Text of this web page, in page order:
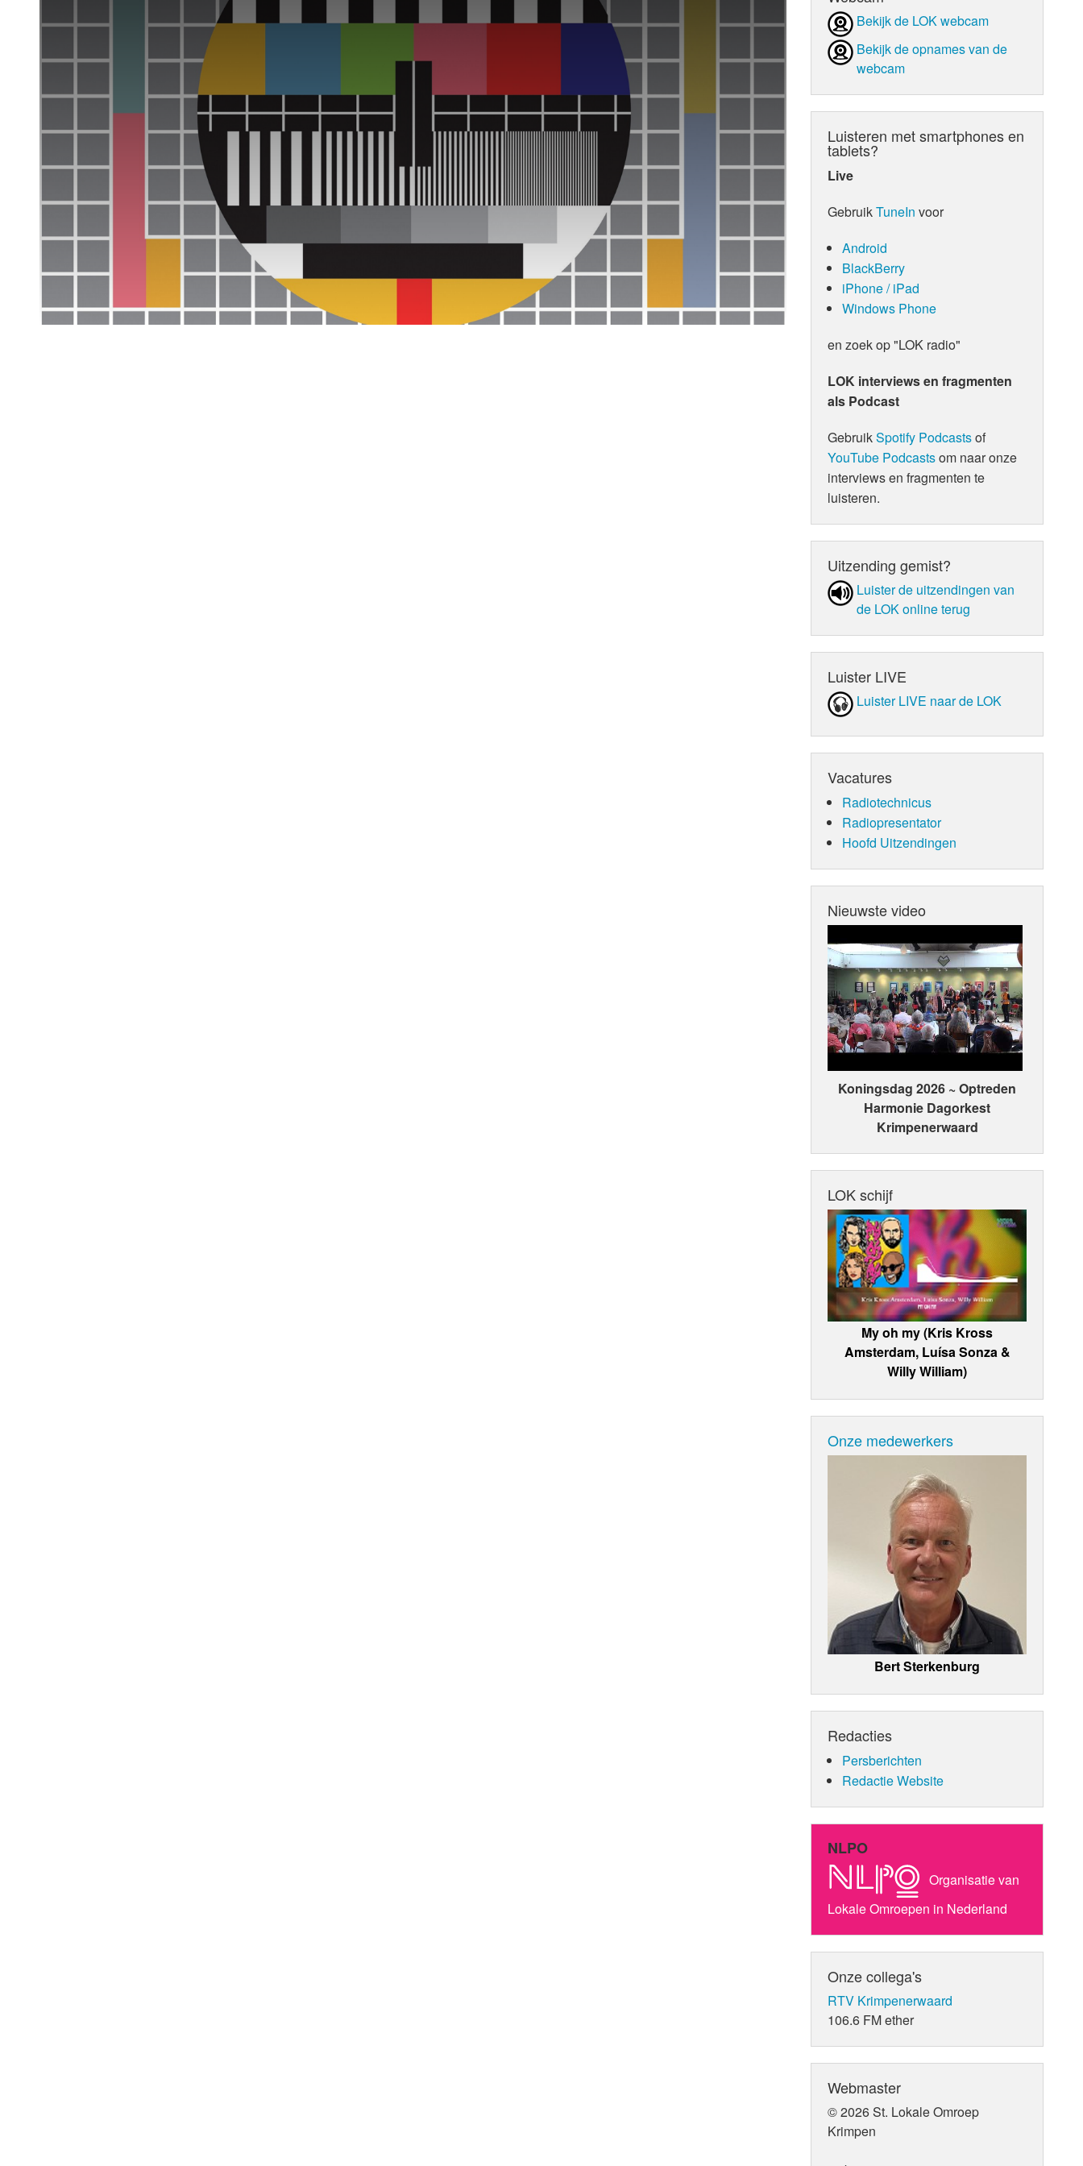
Luister LOK Live
LOK schijf
Oude LOK programma's
Programmabeleid Bepalend Orgaan
Over Krimpen a/d IJssel
Bekijk de LOK webcam
Bekijk de opnames van de
webcam
Luisteren met smartphones en
tablets?
Live
GebruikTuneIn voor
Android
BlackBerry
iPhone / iPad
Windows Phone
en zoek op "LOK radio"
LOK interviews en fragmenten
als Podcast
GebruikSpotify Podcastsof
YouTube Podcastsom naar onze
interviews en fragmenten te
luisteren.
Uitzending gemist?
Luister de uit­zen­din­gen van
de LOK online terug
Luister LIVE
Luister LIVE naar de LOK
Vacatures
Radiotechnicus
Radiopresentator
Hoofd Uitzendingen
Nieuwste video
Koningsdag 2026 ~ Optreden
Harmonie Dagorkest
Krimpenerwaard
LOK schijf
My oh my (Kris Kross
Amsterdam, Luísa Sonza &
Willy William)
Onze medewerkers
Bert Sterkenburg
Redacties
Persberichten
Redactie Website
NLPO
Organisatie van
Lokale Omroepen in Nederland
Onze collega's
RTV Krimpenerwaard
106.6 FM ether
Webmaster
© 2026 St. Lokale Omroep
Krimpen